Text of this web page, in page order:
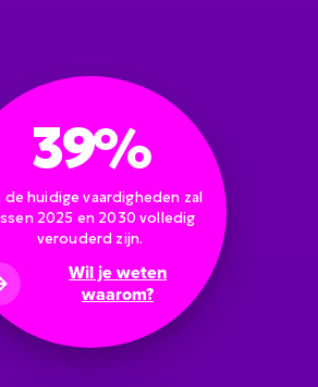
39%
de huidige vaardigheden zal
2025 en 2030 volledig
verouderd zijn.
Wil je weten
waarom?